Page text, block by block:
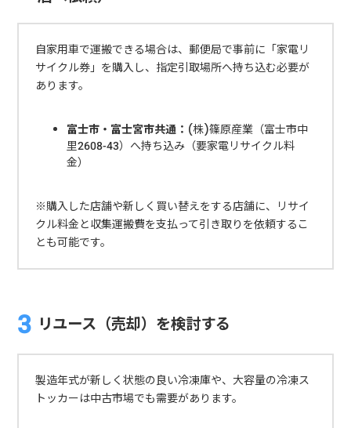
自家用車で運搬できる場合は、郵便局で事前に「家電リ
サイクル券」を購入し、指定引取場所へ持ち込む必要が
あります。
富士市・富士宮市共通： (株)篠原産業（富士市中
里2608-43）へ持ち込み（要家電リサイクル料
金）
※購入した店舗や新しく買い替えをする店舗に、リサイ
クル料金と収集運搬費を支払って引き取りを依頼するこ
とも可能です。
リユース（売却）を検討する
製造年式が新しく状態の良い冷凍庫や、大容量の冷凍ス
トッカーは中古市場でも需要があります。